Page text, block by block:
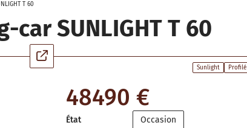
T 60
car SUNLIGHT T 60
Sunlight Profilé
48490 €
État Occasion